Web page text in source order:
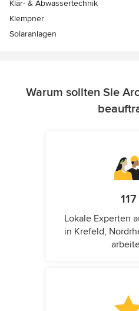
Klär- & Abwassertechnik
Klempner
Solaranlagen
Warum sollten Sie
117
Lokale Experten
in Krefeld,